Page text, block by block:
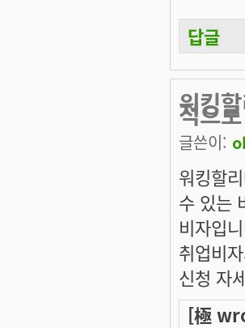
답글
워킹
적으
글쓴이:
워킹할
수 있는
비자입
취업비
신청 자
[極